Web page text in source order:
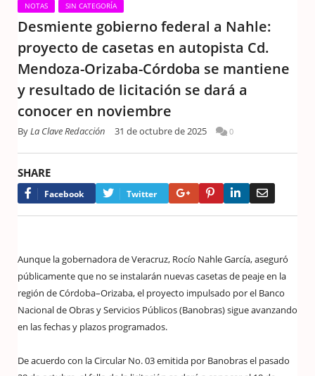
NOTAS SIN CATEGORÍA
Desmiente gobierno federal a Nahle:
proyecto de casetas en autopista Cd.
Mendoza-Orizaba-Córdoba se mantiene
y resultado de licitación se dará a
conocer en noviembre
ByLa Clave Redacción 31 de octubre de 2025 0
SHARE
Facebook Twitter Google+PinterestLinkedIn
Aunque la gobernadora de Veracruz, Rocío Nahle García, aseguró
públicamente que no se instalarán nuevas casetas de peaje en la
región de Córdoba–Orizaba, el proyecto impulsado por el Banco
Nacional de Obras y Servicios Públicos (Banobras) sigue avanzando
en las fechas y plazos programados.
De acuerdo con la Circular No. 03 emitida por Banobras el pasado